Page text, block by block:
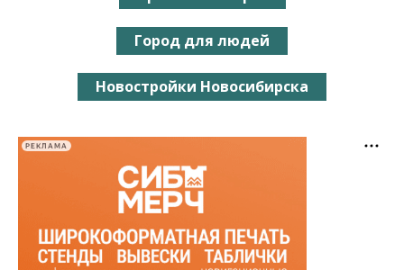
Город для людей
Новостройки Новосибирска
РЕКЛАМА